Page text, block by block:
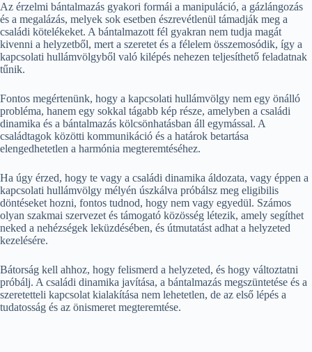
Az érzelmi bántalmazás gyakori formái a manipuláció, a gázlángozás
és a megalázás, melyek sok esetben észrevétlenül támadják meg a
családi kötelékeket. A bántalmazott fél gyakran nem tudja magát
kivenni a helyzetből, mert a szeretet és a félelem összemosódik, így a
kapcsolati hullámvölgyből való kilépés nehezen teljesíthető feladatnak
tűnik.
Fontos megértenünk, hogy a kapcsolati hullámvölgy nem egy önálló
probléma, hanem egy sokkal tágabb kép része, amelyben a családi
dinamika és a bántalmazás kölcsönhatásban áll egymással. A
családtagok közötti kommunikáció és a határok betartása
elengedhetetlen a harmónia megteremtéséhez.
Ha úgy érzed, hogy te vagy a családi dinamika áldozata, vagy éppen a
kapcsolati hullámvölgy mélyén úszkálva próbálsz meg eligibilis
döntéseket hozni, fontos tudnod, hogy nem vagy egyedül. Számos
olyan szakmai szervezet és támogató közösség létezik, amely segíthet
neked a nehézségek leküzdésében, és útmutatást adhat a helyzeted
kezelésére.
Bátorság kell ahhoz, hogy felismerd a helyzeted, és hogy változtatni
próbálj. A családi dinamika javítása, a bántalmazás megszüntetése és a
szeretetteli kapcsolat kialakítása nem lehetetlen, de az első lépés a
tudatosság és az önismeret megteremtése.